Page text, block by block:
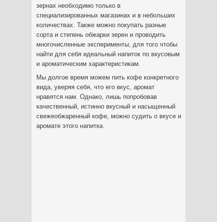
зернах необходимо только в
специализированных магазинах и в небольших
количествах. Также можно покупать разные
сорта и степень обжарки зерен и проводить
многочисленные эксперименты, для того чтобы
найти для себя идеальный напиток по вкусовым
и ароматическим характеристикам.
Мы долгое время можем пить кофе конкретного
вида, уверяя себя, что его вкус, аромат
нравятся нам. Однако, лишь попробовав
качественный, истинно вкусный и насыщенный
свежеобжаренный кофе, можно судить о вкусе и
аромате этого напитка.